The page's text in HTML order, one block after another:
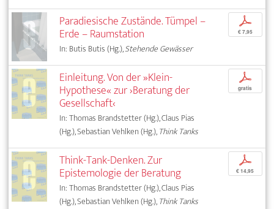
Paradiesische Zustände. Tümpel –
Erde – Raumstation
In: Butis Butis (Hg.),Stehende Gewässer
p
€ 7,95
Einleitung. Von der »Klein-
Hypothese« zur ›Beratung der
Gesellschaft‹
In: Thomas Brandstetter (Hg.), Claus Pias
(Hg.), Sebastian Vehlken (Hg.),Think Tanks
p
gratis
Think-Tank-Denken. Zur
Epistemologie der Beratung
In: Thomas Brandstetter (Hg.), Claus Pias
(Hg.), Sebastian Vehlken (Hg.),Think Tanks
p
€ 14,95